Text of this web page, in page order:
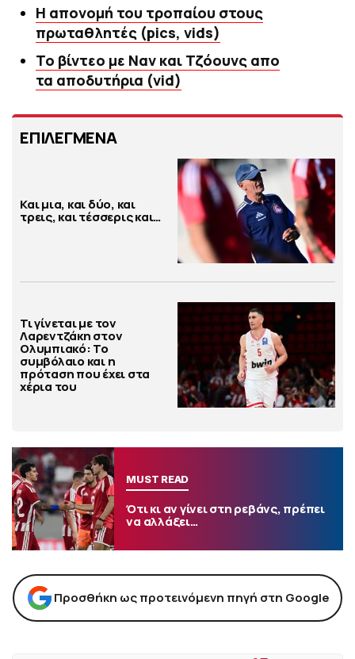
Η απονομή του τροπαίου στους
πρωταθλητές (pics, vids)
Το βίντεο με Ναν και Τζόουνς απο
τα αποδυτήρια (vid)
ΕΠΙΛΕΓΜΕΝΑ
Και μια, και δύο, και
τρεις, και τέσσερις και…
Τι γίνεται με τον
Λαρεντζάκη στον
Ολυμπιακό: Το
συμβόλαιο και η
πρόταση που έχει στα
χέρια του
MUST READ
Ότι κι αν γίνει στη ρεβάνς, πρέπει
να αλλάξει…
Προσθήκη ως προτεινόμενη πηγή στη Google